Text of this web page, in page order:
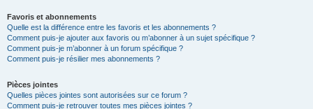
Favoris et abonnements
Quelle est la différence entre les favoris et les abonnements ?
Comment puis-je ajouter aux favoris ou m’abonner à un sujet spécifique ?
Comment puis-je m’abonner à un forum spécifique ?
Comment puis-je résilier mes abonnements ?
Pièces jointes
Quelles pièces jointes sont autorisées sur ce forum ?
Comment puis-je retrouver toutes mes pièces jointes ?